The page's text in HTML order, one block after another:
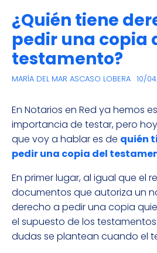
¿Quién tiene
pedir una copia
testamento?
MARÍA DEL MAR ASCASO LOBERA 10/
En Notarios en Red ya hemos
importancia de testar, pero
que voy a hablar es de quién
pedir una copia del
En primer lugar, al igual que el
documentos que autoriza un
derecho a pedir una copia
el supuesto de los testamentos:
dudas se plantean cuando el